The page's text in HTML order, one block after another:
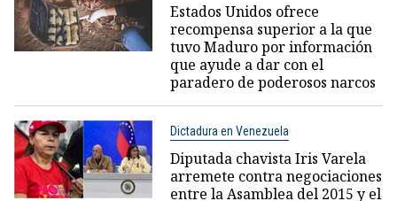
Estados Unidos ofrece
recompensa superior a la que
tuvo Maduro por información
que ayude a dar con el
paradero de poderosos narcos
Dictadura en Venezuela
Diputada chavista Iris Varela
arremete contra negociaciones
entre la Asamblea del 2015 y el